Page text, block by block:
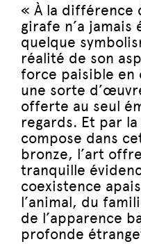
« À la différence
girafe n’a jamais
quelque
réalité de son
force paisible
une sorte
offerte au seul
regards. Et par
compose dans
bronze, l’art
tranquille
coexistence
l’animal, du
de l’apparence
profonde